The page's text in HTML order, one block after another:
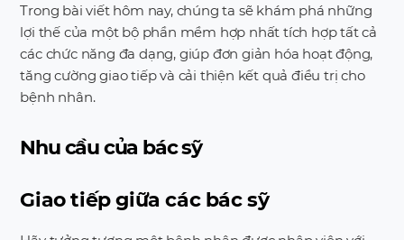
Trong bài viết hôm nay, chúng ta sẽ khám phá những
lợi thế của một bộ phần mềm hợp nhất tích hợp tất cả
các chức năng đa dạng, giúp đơn giản hóa hoạt động,
tăng cường giao tiếp và cải thiện kết quả điều trị cho
bệnh nhân.
Nhu cầu của bác sỹ
Giao tiếp giữa các bác sỹ